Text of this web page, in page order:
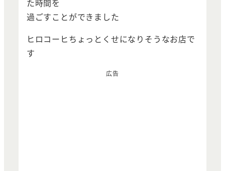
過ごすことができました
ヒロコーヒちょっとくせになりそうなお店で
す
広告